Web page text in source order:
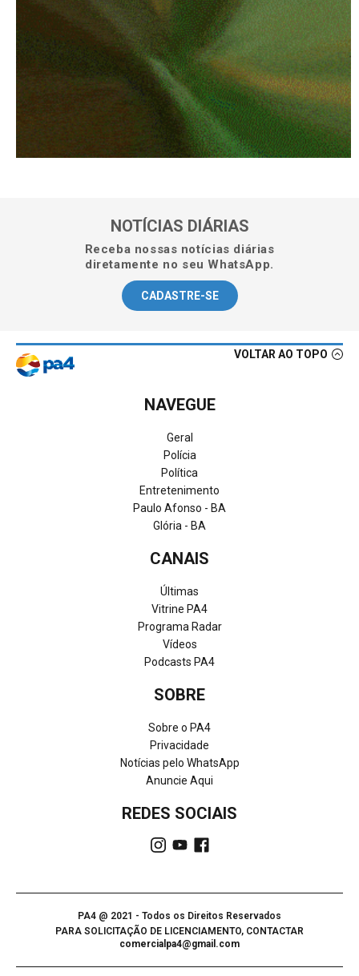
NOTÍCIAS DIÁRIAS
Receba nossas notícias diárias
diretamente no seu WhatsApp.
CADASTRE-SE
VOLTAR AO TOPO
NAVEGUE
Geral
Polícia
Política
Entretenimento
Paulo Afonso - BA
Glória - BA
CANAIS
Últimas
Vitrine PA4
Programa Radar
Vídeos
Podcasts PA4
SOBRE
Sobre o PA4
Privacidade
Notícias pelo WhatsApp
Anuncie Aqui
REDES SOCIAIS
PA4 @ 2021 - Todos os Direitos Reservados
PARA SOLICITAÇÃO DE LICENCIAMENTO, CONTACTAR
comercialpa4@gmail.com